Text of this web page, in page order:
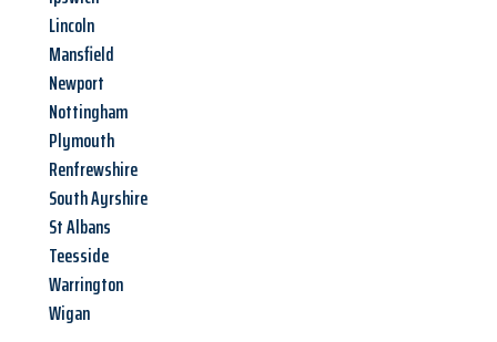
Lincoln
Mansfield
Newport
Nottingham
Plymouth
Renfrewshire
South Ayrshire
St Albans
Teesside
Warrington
Wigan